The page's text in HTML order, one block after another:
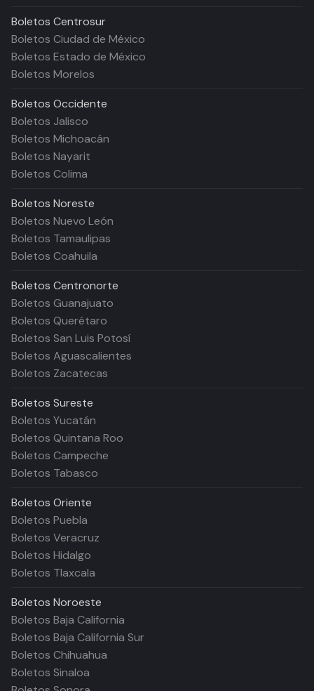
Boletos Centrosur
Boletos Ciudad de México
Boletos Estado de México
Boletos Morelos
Boletos Occidente
Boletos Jalisco
Boletos Michoacán
Boletos Nayarit
Boletos Colima
Boletos Noreste
Boletos Nuevo León
Boletos Tamaulipas
Boletos Coahuila
Boletos Centronorte
Boletos Guanajuato
Boletos Querétaro
Boletos San Luis Potosí
Boletos Aguascalientes
Boletos Zacatecas
Boletos Sureste
Boletos Yucatán
Boletos Quintana Roo
Boletos Campeche
Boletos Tabasco
Boletos Oriente
Boletos Puebla
Boletos Veracruz
Boletos Hidalgo
Boletos Tlaxcala
Boletos Noroeste
Boletos Baja California
Boletos Baja California Sur
Boletos Chihuahua
Boletos Sinaloa